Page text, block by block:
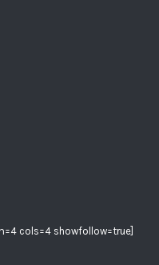
cols=4 showfollow=true]